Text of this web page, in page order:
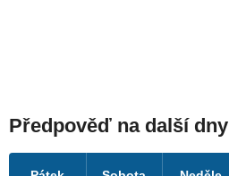
Předpověď na další dny